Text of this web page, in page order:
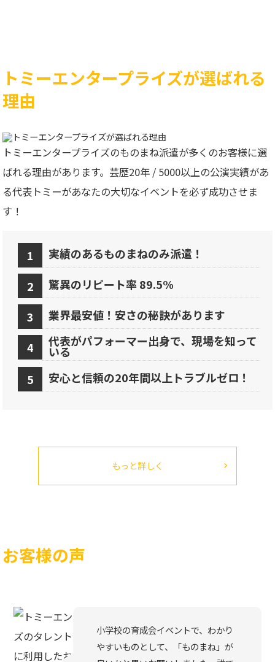
トミーエンタープライズが選ばれる
理由
トミーエンタープライズのものまね派遣が多くのお客様に選
ばれる理由があります。芸歴20年 / 5000以上の公演実績があ
る代表トミーがあなたの大切なイベントを必ず成功させま
す！
実績のあるものまねのみ派遣！
驚異のリピート率 89.5%
業界最安値！安さの秘訣があります
代表がパフォーマー出身で、現場を知って
いる
安心と信頼の20年間以上トラブルゼロ！
もっと詳しく
お客様の声
小学校の育成会イベントで、わかり
やすいものとして、「ものまね」が